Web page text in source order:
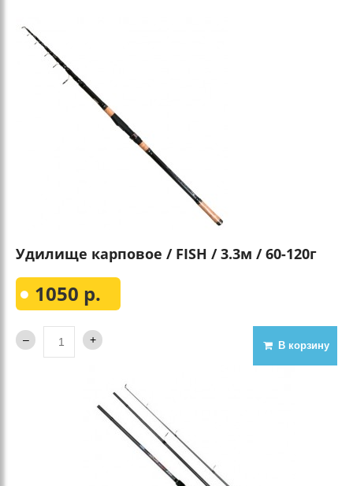
Удилище карповое / FISH / 3.3м / 60-120г
1050 р.
В корзину